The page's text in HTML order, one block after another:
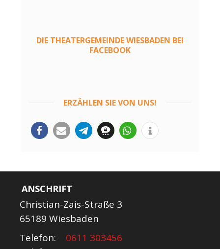
DIE THEATERGEMEINDE WIESBADEN BEI
FACEBOOK
ERZÄHLEN SIE VON UNS!
ANSCHRIFT
Christian-Zais-Straße 3
65189 Wiesbaden
Telefon:
0611 303456